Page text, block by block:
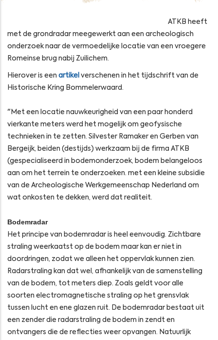
ATKB heeft
met de grondradar meegewerkt aan een archeologisch
onderzoek naar de vermoedelijke locatie van een vroegere
Romeinse brug nabij Zuilichem.
Hierover is een artikel verschenen in het tijdschrift van de
Historische Kring Bommelerwaard.
"Met een locatie nauwkeurigheid van een paar honderd
vierkante meters werd het mogelijk om geofysische
technieken in te zetten. Silvester Ramaker en Gerben van
Bergeijk, beiden (destijds) werkzaam bij de firma ATKB
(gespecialiseerd in bodemonderzoek, bodem belangeloos
aan om het terrein te onderzoeken. met een kleine subsidie
van de Archeologische Werkgemeenschap Nederland om
wat onkosten te dekken, werd dat realiteit.
Bodemradar
Het principe van bodemradar is heel eenvoudig. Zichtbare
straling weerkaatst op de bodem maar kan er niet in
doordringen, zodat we alleen het oppervlak kunnen zien.
Radarstraling kan dat wel, afhankelijk van de samenstelling
van de bodem, tot meters diep. Zoals geldt voor alle
soorten electromagnetische straling op het grensvlak
tussen lucht en ene glazen ruit. De bodemradar bestaat uit
een zender die radarstraling de bodem in zendt en
ontvangers die de reflecties weer opvangen. Natuurlijk